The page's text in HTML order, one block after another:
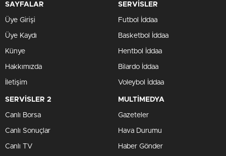
SAYFALAR
Üye Girişi
Üye Kaydı
Künye
Hakkımızda
İletişim
SERVİSLER
Futbol İddaa
Basketbol İddaa
Hentbol İddaa
Bilardo İddaa
Voleybol İddaa
SERVİSLER 2
Canlı Borsa
Canlı Sonuçlar
Canlı TV
MULTİMEDYA
Gazeteler
Hava Durumu
Haber Gönder